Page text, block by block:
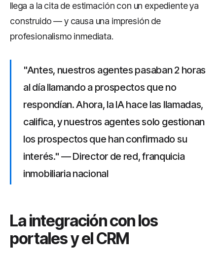
llega a la cita de estimación con un expediente ya
construido — y causa una impresión de
profesionalismo inmediata.
"Antes, nuestros agentes pasaban 2 horas
al día llamando a prospectos que no
respondían. Ahora, la IA hace las llamadas,
califica, y nuestros agentes solo gestionan
los prospectos que han confirmado su
interés." — Director de red, franquicia
inmobiliaria nacional
La integración con los
portales y el CRM